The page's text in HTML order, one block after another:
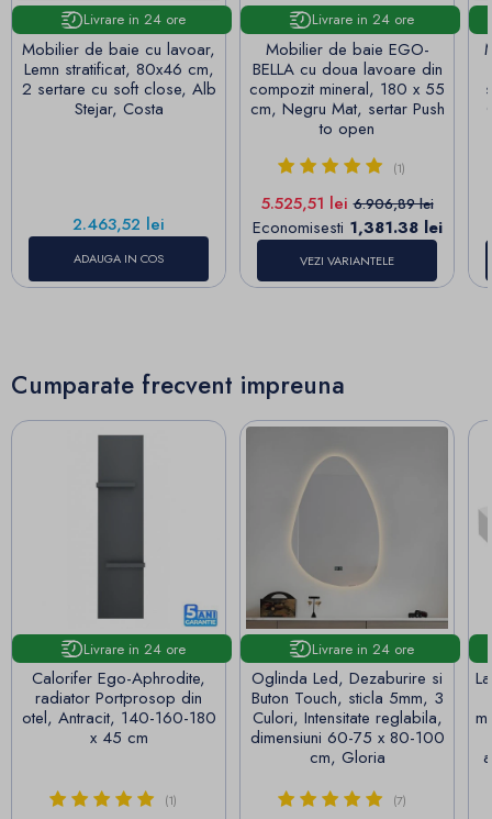
Livrare in 24 ore
Mobilier de baie cu lavoar,
Lemn stratificat, 80x46 cm,
2 sertare cu soft close, Alb
Stejar, Costa
Pret
2.463,52 lei
ADAUGA IN COS
Livrare in 24 ore
Mobilier de baie EGO-
BELLA cu doua lavoare din
compozit mineral, 180 x 55
cm, Negru Mat, sertar Push
to open
(1)
Pret
5.525,51 leiPret de baza
6.906,89 lei
Economisesti 1,381.38 lei
VEZI VARIANTELE
Cumparate frecvent impreuna
Livrare in 24 ore
Calorifer Ego-Aphrodite,
radiator Portprosop din
otel, Antracit, 140-160-180
x 45 cm
(1)
Livrare in 24 ore
Oglinda Led, Dezaburire si
Buton Touch, sticla 5mm, 3
Culori, Intensitate reglabila,
dimensiuni 60-75 x 80-100
cm, Gloria
(7)